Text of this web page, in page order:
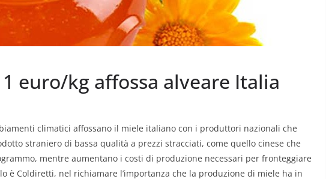
euro/kg affossa alveare Italia
climatici affossano il miele italiano con i produttori nazionali che
straniero di bassa qualità a prezzi stracciati, come quello cinese che
mentre aumentano i costi di produzione necessari per fronteggiare
è Coldiretti, nel richiamare l’importanza che la produzione di miele ha in
più crescita
urbana per
.
I rifiuti elettronici non